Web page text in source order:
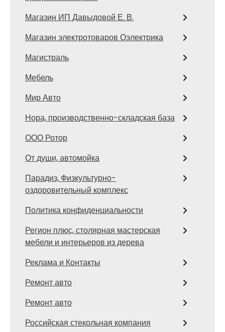
Магазин ИП Давыдовой Е. В.
Магазин электротоваров Оэлектрика
Магистраль
Мебель
Мир Авто
Нора, производственно-складская база
ООО Ротор
От души, автомойка
Парадиз, Физкультурно-
оздоровительный комплекс
Политика конфиденциальности
Регион плюс, столярная мастерская
мебели и интерьеров из дерева
Реклама и Контакты
Ремонт авто
Ремонт авто
Российская стекольная компания